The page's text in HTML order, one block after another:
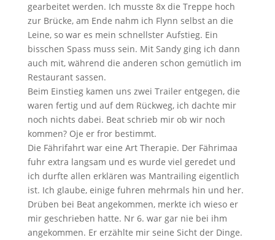
gearbeitet werden. Ich musste 8x die Treppe hoch
zur Brücke, am Ende nahm ich Flynn selbst an die
Leine, so war es mein schnellster Aufstieg. Ein
bisschen Spass muss sein. Mit Sandy ging ich dann
auch mit, während die anderen schon gemütlich im
Restaurant sassen.
Beim Einstieg kamen uns zwei Trailer entgegen, die
waren fertig und auf dem Rückweg, ich dachte mir
noch nichts dabei. Beat schrieb mir ob wir noch
kommen? Oje er fror bestimmt.
Die Fährifahrt war eine Art Therapie. Der Fährimaa
fuhr extra langsam und es wurde viel geredet und
ich durfte allen erklären was Mantrailing eigentlich
ist. Ich glaube, einige fuhren mehrmals hin und her.
Drüben bei Beat angekommen, merkte ich wieso er
mir geschrieben hatte. Nr 6. war gar nie bei ihm
angekommen. Er erzählte mir seine Sicht der Dinge.